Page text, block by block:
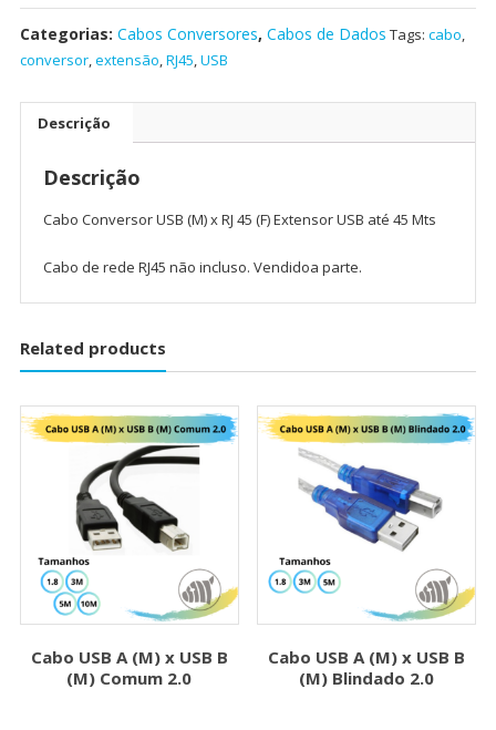
Categorias: Cabos Conversores, Cabos de Dados Tags: cabo,
conversor,extensão,RJ45,USB
Descrição
Descrição
Cabo Conversor USB (M) x RJ 45 (F) Extensor USB até 45 Mts
Cabo de rede RJ45 não incluso. Vendidoa parte.
Related products
Cabo USB A (M) x USB B
(M) Comum 2.0
Cabo USB A (M) x USB B
(M) Blindado 2.0